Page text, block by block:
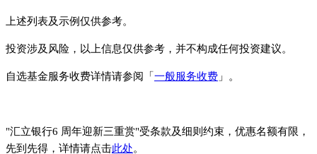
上述列表及示例仅供参考。
投资涉及风险，以上信息仅供参考，并不构成任何投资建议。
自选基金服务收费详情请参阅「 一般服务收费 」。
"汇立银行6 周年迎新三重赏"受条款及细则约束，优惠名额有限，
先到先得，详情请点击此处。